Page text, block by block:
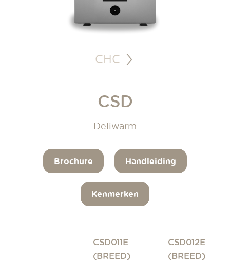
CHC
CSD
Deliwarm
Brochure Handleiding
Kenmerken
CSD011E
(BREED)
CSD012E
(BREED)